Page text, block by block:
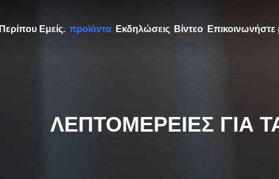
Περίπου Εμείς. προϊόντα Εκδηλώσεις Βίντεο Επικοινωνήστε
ΛΕΠΤΟΜΈΡΕΙΕΣ ΓΙΑ